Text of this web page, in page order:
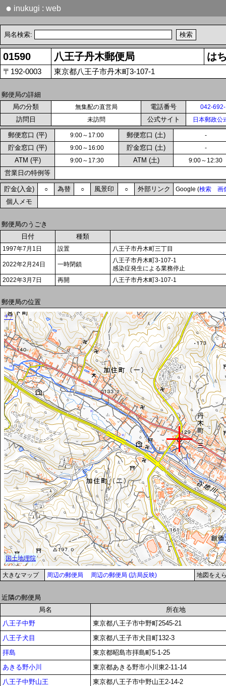
● inukugi : web
局名検索:
01590 八王子丹木郵便局 は
〒192-0003 東京都八王子市丹木町3-107-1
郵便局の詳細
局の分類
無集配の直営局 電話番号 042-
訪問日 未訪問 公式サイト 日本郵政公
郵便窓口 (平) 9:00～17:00 郵便窓口 (土) -
貯金窓口 (平) 9:00～16:00 貯金窓口 (土) -
ATM (平) 9:00～17:30 ATM (土) 9:00～12:30
営業日の特例等
貯金(入金) ○ 為替 ○ 風景印 ○ 外部リンク Google (検索 画
個人メモ
郵便局のうごき
日付
種類
1997年7月1日 設置 八王子市丹木町三丁目
2022年2月24日 一時閉鎖
八王子市丹木町3-107-1
感染症発生による業務停止
2022年3月7日
再開 八王子市丹木町3-107-1
郵便局の位置
大きなマップ 周辺の郵便局 周辺の郵便局 (訪局反映) 地図をえ
近隣の郵便局
局名
所在地
八王子中野
東京都八王子市中野町2545-21
八王子犬目
東京都八王子市犬目町132-3
拝島
東京都昭島市拝島町5-1-25
あきる野小川
東京都あきる野市小川東2-11-14
八王子中野山王
東京都八王子市中野山王2-14-2